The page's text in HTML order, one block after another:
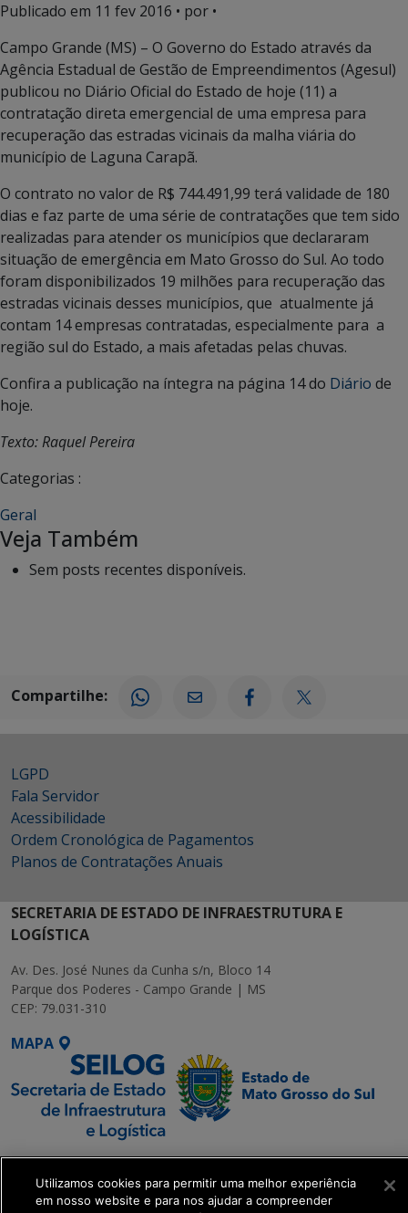
Publicado em 11 fev 2016 • por •
Campo Grande (MS) – O Governo do Estado através da
Agência Estadual de Gestão de Empreendimentos (Agesul)
publicou no Diário Oficial do Estado de hoje (11) a
contratação direta emergencial de uma empresa para
recuperação das estradas vicinais da malha viária do
município de Laguna Carapã.
O contrato no valor de R$ 744.491,99 terá validade de 180
dias e faz parte de uma série de contratações que tem sido
realizadas para atender os municípios que declararam
situação de emergência em Mato Grosso do Sul. Ao todo
foram disponibilizados 19 milhões para recuperação das
estradas vicinais desses municípios, que atualmente já
contam 14 empresas contratadas, especialmente para a
região sul do Estado, a mais afetadas pelas chuvas.
Confira a publicação na íntegra na página 14 do Diário de
hoje.
Texto: Raquel Pereira
Categorias :
Geral
Veja Também
Sem posts recentes disponíveis.
Compartilhe:
LGPD
Fala Servidor
Acessibilidade
Ordem Cronológica de Pagamentos
Planos de Contratações Anuais
SECRETARIA DE ESTADO DE INFRAESTRUTURA E
LOGÍSTICA
Av. Des. José Nunes da Cunha s/n, Bloco 14
Parque dos Poderes - Campo Grande | MS
CEP: 79.031-310
MAPA
SETDIG | Secretaria-
Executiva de
Transformação Digital
Utilizamos cookies para permitir uma melhor experiência
em nosso website e para nos ajudar a compreender